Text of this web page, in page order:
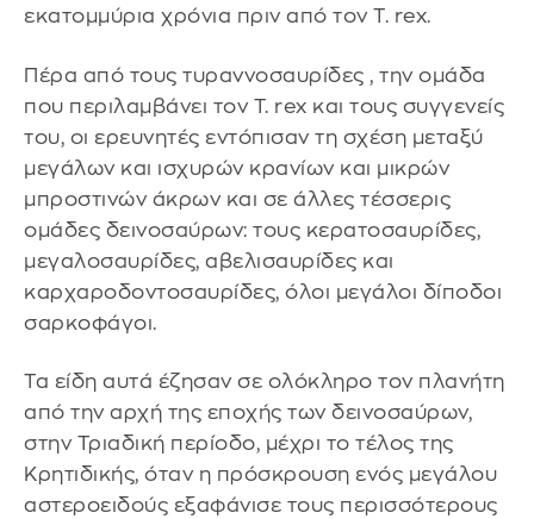
εκατομμύρια χρόνια πριν από τον T. rex.
Πέρα από τους τυραννοσαυρίδες , την ομάδα
που περιλαμβάνει τον T. rex και τους συγγενείς
του, οι ερευνητές εντόπισαν τη σχέση μεταξύ
μεγάλων και ισχυρών κρανίων και μικρών
μπροστινών άκρων και σε άλλες τέσσερις
ομάδες δεινοσαύρων: τους κερατοσαυρίδες,
μεγαλοσαυρίδες, αβελισαυρίδες και
καρχαροδοντοσαυρίδες, όλοι μεγάλοι δίποδοι
σαρκοφάγοι.
Τα είδη αυτά έζησαν σε ολόκληρο τον πλανήτη
από την αρχή της εποχής των δεινοσαύρων,
στην Τριαδική περίοδο, μέχρι το τέλος της
Κρητιδικής, όταν η πρόσκρουση ενός μεγάλου
αστεροειδούς εξαφάνισε τους περισσότερους